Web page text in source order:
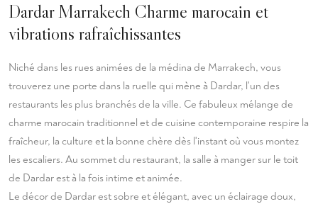
Dardar Marrakech Charme marocain et
vibrations rafraîchissantes
Niché dans les rues animées de la médina de Marrakech, vous
trouverez une porte dans la ruelle qui mène à Dardar, l'un des
restaurants les plus branchés de la ville. Ce fabuleux mélange de
charme marocain traditionnel et de cuisine contemporaine respire la
fraîcheur, la culture et la bonne chère dès l'instant où vous montez
les escaliers. Au sommet du restaurant, la salle à manger sur le toit
de Dardar est à la fois intime et animée.
Le décor de Dardar est sobre et élégant, avec un éclairage doux,